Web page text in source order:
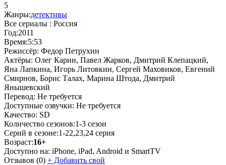
5
Жанры:детективы
Все сериалы : Россия
Год:2011
Время:5:53
Режиссёр: Федор Петрухин
Актёры: Олег Карин, Павел Жарков, Дмитрий Клепацкий,
Яна Лапкина, Игорь Литовкин, Сергей Маховиков, Евгений
Смирнов, Борис Талах, Марина Штода, Дмитрий
Янышевский
Перевод: Не требуется
Доступные озвучки: Не требуется
Качество: SD
Количество сезонов:1-3 сезон
Серий в сезоне:1-22,23,24 серия
Возраст:16+
Доступно на: iPhone, iPad, Android и SmartTV
Отзывов (0) + Добавить свой